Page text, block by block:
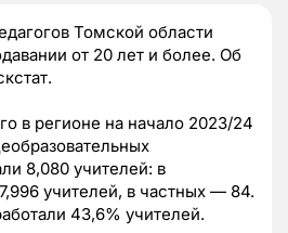
Томской области
от 20 лет и более. Об
в регионе на начало 2023/24
8,080 учителей: в
учителей, в частных — 84.
43,6% учителей.